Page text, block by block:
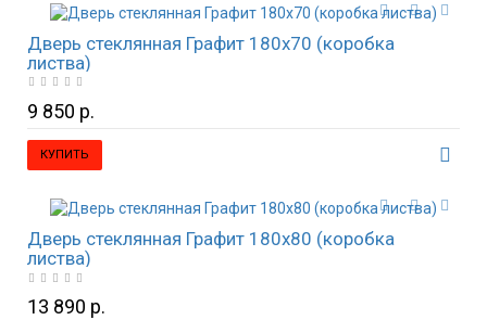
Дверь стеклянная Графит 180х70 (коробка
листва)
9 850 р.
КУПИТЬ
Дверь стеклянная Графит 180х80 (коробка
листва)
13 890 р.